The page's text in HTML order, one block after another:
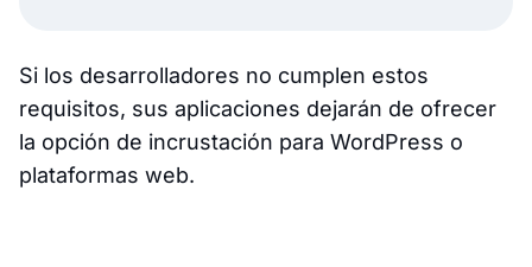
Si los desarrolladores no cumplen estos
requisitos, sus aplicaciones dejarán de ofrecer
la opción de incrustación para WordPress o
plataformas web.